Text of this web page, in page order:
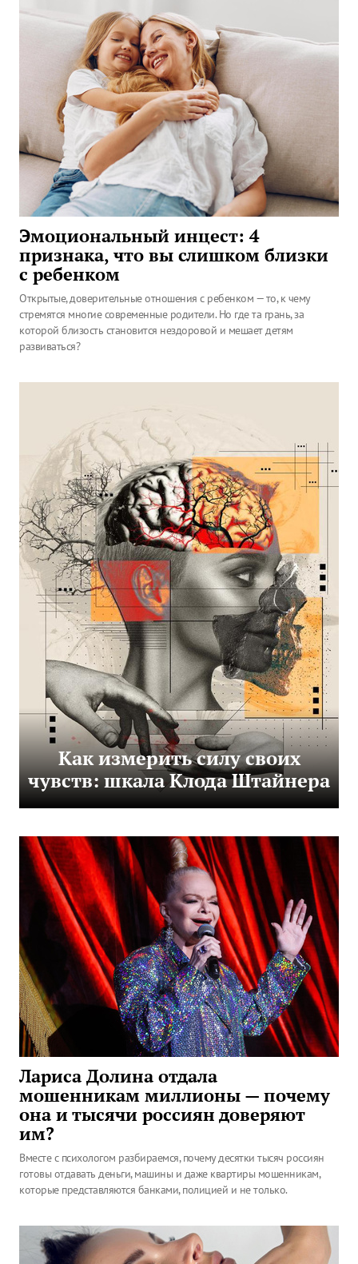
Эмоциональный инцест: 4
признака, что вы слишком близки
с ребенком
Открытые, доверительные отношения с ребенком — то, к чему
стремятся многие современные родители. Но где та грань, за
которой близость становится нездоровой и мешает детям
развиваться?
Как измерить силу своих
чувств: шкала Клода Штайнера
Лариса Долина отдала
мошенникам миллионы — почему
она и тысячи россиян доверяют
им?
Вместе с психологом разбираемся, почему десятки тысяч россиян
готовы отдавать деньги, машины и даже квартиры мошенникам,
которые представляются банками, полицией и не только.